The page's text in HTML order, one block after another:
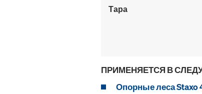
Тара
ПРИМЕНЯЕТСЯ В
Опорные леса Staxo